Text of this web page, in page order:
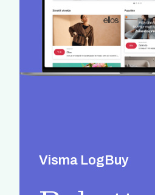
Visma LogBuy